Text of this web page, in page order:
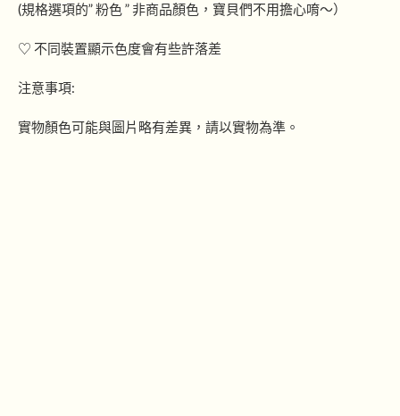
(規格選項的” 粉色 ” 非商品顏色，寶貝們不用擔心唷～）
♡ 不同裝置顯示色度會有些許落差
注意事項:
實物顏色可能與圖片略有差異，請以實物為準。